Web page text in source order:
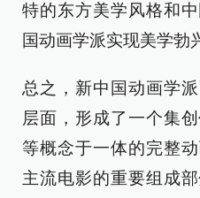
特的东方美学风格和
国动画学派实现美学勃
总之，新中国动画学
层面，形成了一个集
等概念于一体的完整
主流电影的重要组成